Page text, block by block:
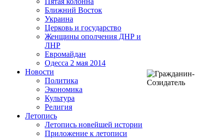
Ближний Восток
Украина
Церковь и государство
Женщины ополчения ДНР и
ЛНР
Евромайдан
Одесса 2 мая 2014
Новости
Политика
Экономика
Культура
Религия
Летопись
Летопись новейшей истории
Приложение к летописи